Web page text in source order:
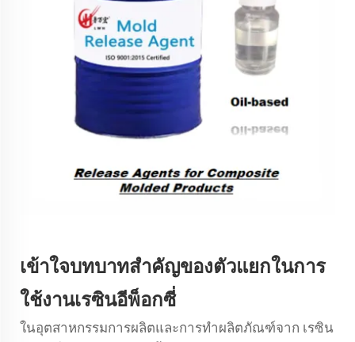
เข้าใจบทบาทสำคัญของตัวแยกในการ
ใช้งานเรซินอีพ็อกซี่
ในอุตสาหกรรมการผลิตและการทำผลิตภัณฑ์จาก เรซิน